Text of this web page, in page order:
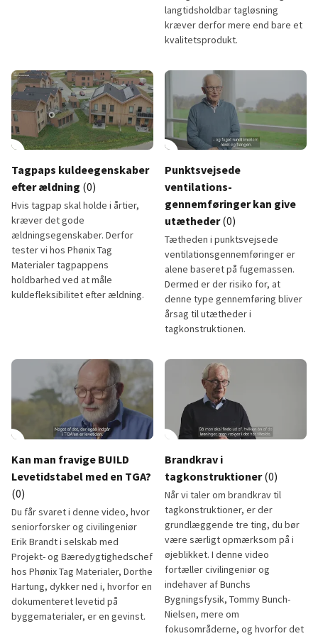
langtidsholdbar tagløsning
kræver derfor mere end bare et
kvalitetsprodukt.
Tagpaps kuldeegenskaber
efter ældning (0)
Hvis tagpap skal holde i årtier,
kræver det gode
ældningsegenskaber. Derfor
tester vi hos Phønix Tag
Materialer tagpappens
holdbarhed ved at måle
kuldefleksibilitet efter ældning.
Tagpaps kuldeegenskaber efter ældning
play_circlePunktsvejsede
ventilations-
gennemføringer kan give
utætheder (0)
Tætheden i punktsvejsede
ventilationsgennemføringer er
alene baseret på fugemassen.
Dermed er der risiko for, at
denne type gennemføring bliver
årsag til utætheder i
tagkonstruktionen.
Punktsvejsede ventilations-
Kan man fravige BUILD
Levetidstabel med en TGA?
(0)
Du får svaret i denne video, hvor
seniorforsker og civilingeniør
Erik Brandt i selskab med
Projekt- og Bæredygtighedschef
hos Phønix Tag Materialer, Dorthe
Hartung, dykker ned i, hvorfor en
dokumenteret levetid på
byggematerialer, er en gevinst.
play_circle
2:33
Brandkrav i
tagkonstruktioner (0)
Når vi taler om brandkrav til
tagkonstruktioner, er der
grundlæggende tre ting, du bør
være særligt opmærksom på i
øjeblikket. I denne video
fortæller civilingeniør og
indehaver af Bunchs
Bygningsfysik, Tommy Bunch-
Nielsen, mere om
fokusområderne, og hvorfor det